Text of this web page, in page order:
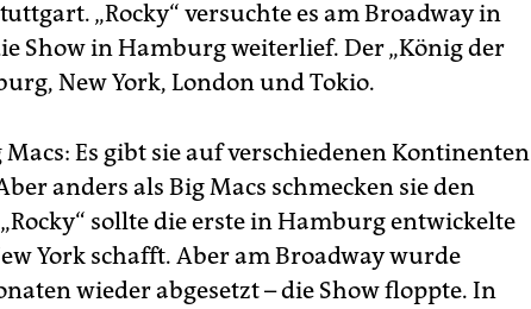
„Rocky“ versuchte es am Broadway in
Show in Hamburg weiterlief. Der „König der
New York, London und Tokio.
Es gibt sie auf verschiedenen Kontinenten
anders als Big Macs schmecken sie den
sollte die erste in Hamburg entwickelte
York schafft. Aber am Broadway wurde
wieder abgesetzt – die Show floppte. In